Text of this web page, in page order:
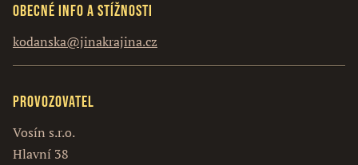
Obecné info a stížnosti
kodanska@jinakrajina.cz
Provozovatel
Vosín s.r.o.
Hlavní 38